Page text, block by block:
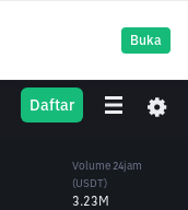
Buka
Daftar Volume 24jam
(CATI)
Volume 24jam
(USDT)
3.23M